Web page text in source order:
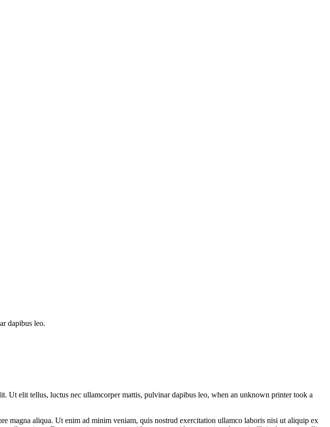
dapibus leo.
Ut elit tellus, luctus nec ullamcorper mattis, pulvinar dapibus leo, when an unknown printer took a
magna aliqua. Ut enim ad minim veniam, quis nostrud exercitation ullamco laboris nisi ut aliquip ex